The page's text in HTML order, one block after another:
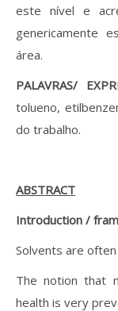
este nível e
genericamente
área.
PALAVRAS/
tolueno,
do trabalho.
ABSTRACT
Introduction /
Solvents are
The notion that
health is very